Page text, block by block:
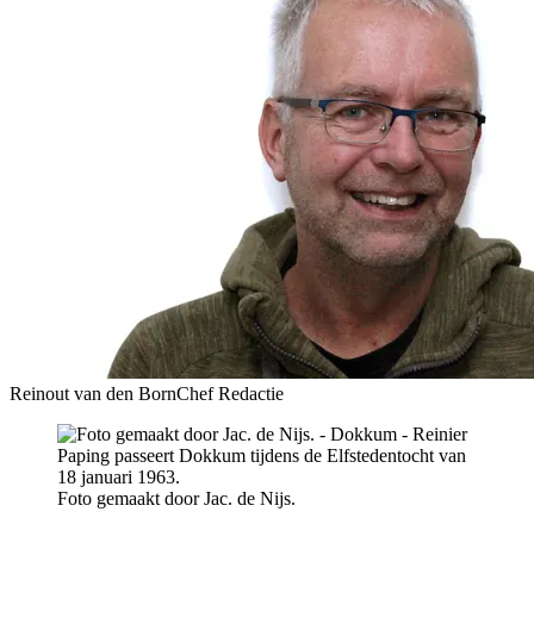
Reinout van den BornChef Redactie
Foto gemaakt door Jac. de Nijs.